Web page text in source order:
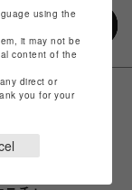
using the
it may not be
content of the
direct or
you for your